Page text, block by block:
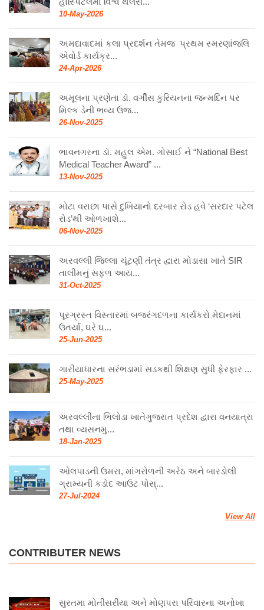
હોસ્પિટલમાં વિશ્વ થેલેસ...
10-May-2026
અમદાવાદમાં કલા પ્રદર્શન તેમજ પ્રથમ સ્મરણાંજલિ
એવોર્ડ કાર્યક્ર...
24-Apr-2026
અમૂલના પ્રણેતા ડૉ. વર્ગીસ કુરિયનના જન્મદિન પર
મિલ્ક ડેની ભવ્ય ઉજ...
26-Nov-2025
ભાવનગરના ડૉ. મહુલ એમ. ગોસાઈ ને “National Best
Medical Teacher Award” ...
13-Nov-2025
મોટા વરાછા પાસે દુખિયાનો દરબાર રોડ હવે ‘સરદાર પટેલ
રોડ’થી ઓળખાશે...
06-Nov-2025
અરવલ્લી જિલ્લા ચૂંટણી તંત્ર દ્વારા મોડાસા ખાતે SIR
તાલીમનું સફળ આય...
31-Oct-2025
પૂરગ્રસ્ત વિસ્તારમાં બજરંગદળના કાર્યકરો મેદાનમાં
ઉતર્યા, ઘરે ઘ...
25-Jun-2025
ગારીયાધારના સરંભડામાં સડકથી શિક્ષણ સુધી ફેરફાર ...
25-May-2025
અરવલ્લીના ભિલોડા ખાતેગુજરાત પ્રદેશ દ્વારા વનયાત્રા
તથા વ્યસનમુ...
18-Jan-2025
ઓલપાડની ઉમરા, માંગરોળની અરેઠ અને બારડોલી
ગ્રામ્યની કડોદ આઉટ પોસ્...
27-Jul-2024
View All
CONTRIBUTER NEWS
સુરતમા મોતીસરીયા અને મોણપરા પરિવારના અનોખા